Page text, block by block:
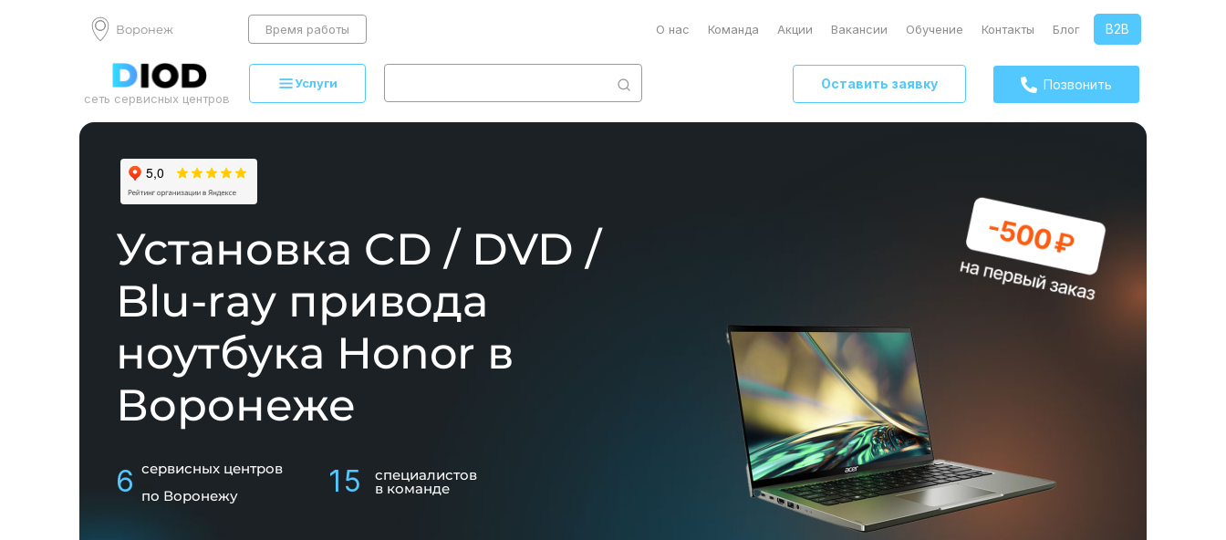
Воронеж Время работы О нас Команда Акции Вакансии Обучение Контакты Блог B2B
сеть сервисных центров
Услуги Оставить заявку Позвонить
Установка CD / DVD /
Blu-ray привода
ноутбука Honor в
Воронеже
6 сервисных центров
по Воронежу
15 специалистов
в команде